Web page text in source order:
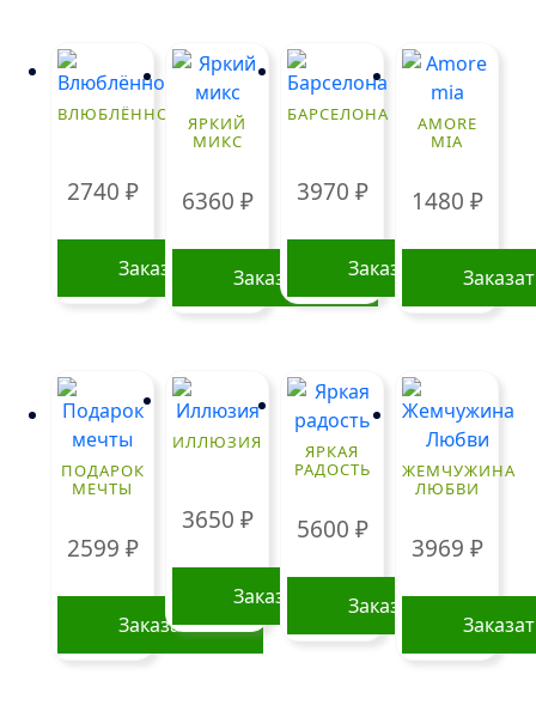
ВЛЮБЛЁННОСТЬ
2740 ₽
Заказать
ЯРКИЙ
МИКС
6360 ₽
Заказать
БАРСЕЛОНА
3970 ₽
Заказать
AMORE
MIA
1480 ₽
ПОДАРОК
МЕЧТЫ
2599 ₽
Заказать
ИЛЛЮЗИЯ
3650 ₽
Заказать
ЯРКАЯ
РАДОСТЬ
5600 ₽
Заказать
ЖЕМЧУЖИНА
ЛЮБВИ
3969 ₽